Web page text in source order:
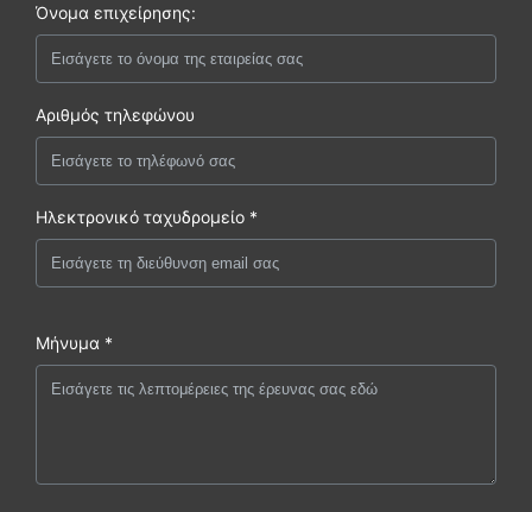
Όνομα επιχείρησης:
Αριθμός τηλεφώνου
Ηλεκτρονικό ταχυδρομείο *
Μήνυμα *